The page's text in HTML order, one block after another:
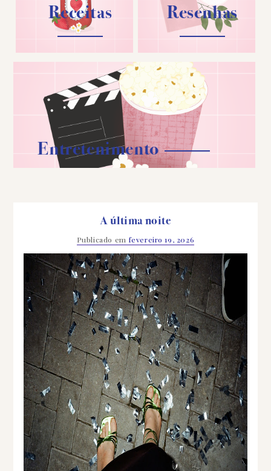
Receitas Resenhas
Entretenimento
A última noite
Publicado em fevereiro 19, 2026